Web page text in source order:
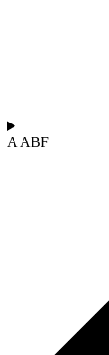
A ABF